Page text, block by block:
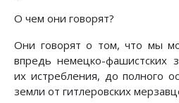
О чем они говорят?
Они говорят о том, что мы
впредь немецко-фашистских
их истребления, до полного
земли от гитлеровских